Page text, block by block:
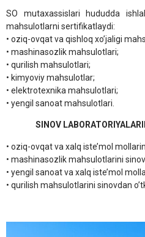
SO mutaxassislari hududda
mahsulotlarni sertifikatlaydi:
• oziq-ovqat va qishloq xo’jaligi
• mashinasozlik mahsulotlari;
• qurilish mahsulotlari;
• kimyoviy mahsulotlar;
• elektrotexnika mahsulotlari;
• yengil sanoat mahsulotlari.
SINOV
• oziq-ovqat va xalq iste’mol
• mashinasozlik mahsulotlarini
• yengil sanoat va xalq iste’mol
• qurilish mahsulotlarini sinovdan